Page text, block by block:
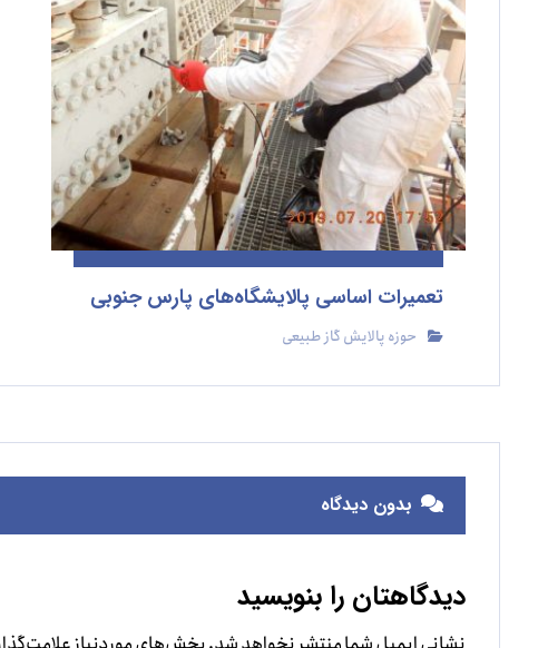
تعمیرات اساسی پالایشگاه‌های پارس جنوبی
حوزه پالایش گاز طبیعی
بدون دیدگاه
دیدگاهتان را بنویسید